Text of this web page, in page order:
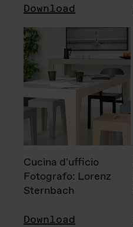
Download
Cucina d'ufficio
Fotografo: Lorenz
Sternbach
Download